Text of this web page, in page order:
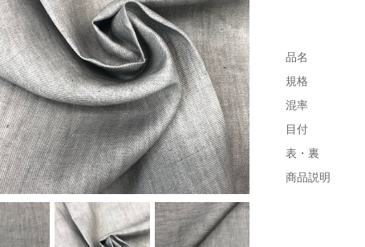
品名
規格
混率
目付
表・裏
商品説明